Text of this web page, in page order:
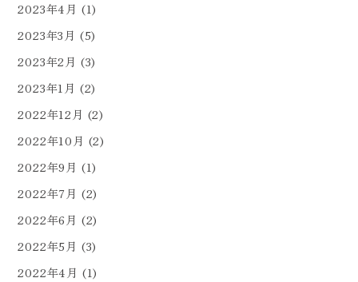
2023年4月 (1)
2023年3月 (5)
2023年2月 (3)
2023年1月 (2)
2022年12月 (2)
2022年10月 (2)
2022年9月 (1)
2022年7月 (2)
2022年6月 (2)
2022年5月 (3)
2022年4月 (1)